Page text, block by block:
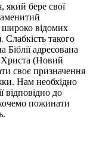
бере свої
широко відомих
такого
адресована
Христа (Новий
своє призначення
Нам необхідно
відповідно до
пожинати